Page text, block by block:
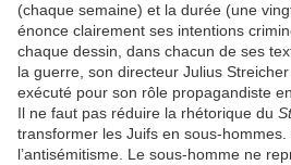
(chaque semaine) et la durée (une
énonce clairement ses intentions
chaque dessin, dans chacun de ses
la guerre, son directeur Julius
exécuté pour son rôle propagandiste
Il ne faut pas réduire la rhétorique du
transformer les Juifs en sous-hommes.
l’antisémitisme. Le sous-homme ne